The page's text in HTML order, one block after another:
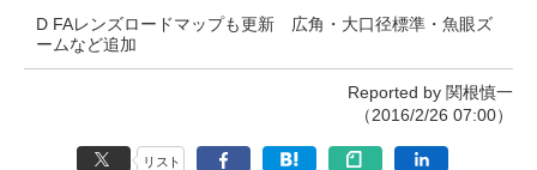
D FAレンズロードマップも更新 広角・大口径標準・魚眼ズ
ームなど追加
Reported by 関根慎一
（2016/2/26 07:00）
リスト